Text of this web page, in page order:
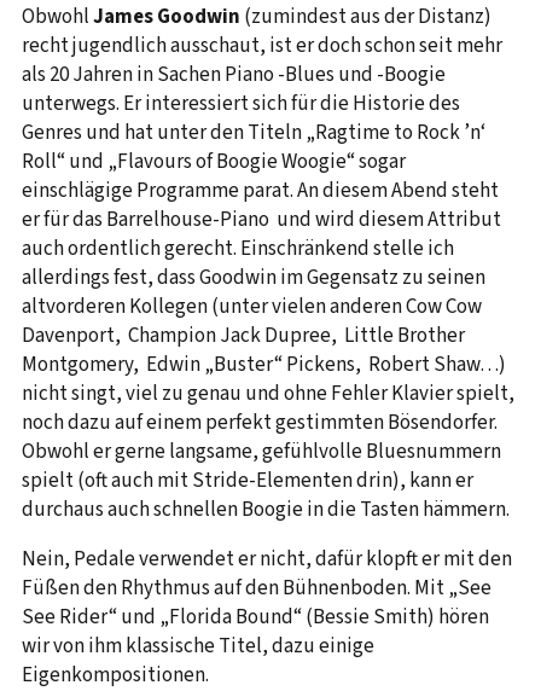
ObwohlJames Goodwin (zumindest aus der Distanz)
recht jugendlich ausschaut, ist er doch schon seit mehr
als 20 Jahren in Sachen Piano -Blues und -Boogie
unterwegs. Er interessiert sich für die Historie des
Genres und hat unter den Titeln „Ragtime to Rock ’n‘
Roll“ und „Flavours of Boogie Woogie“ sogar
einschlägige Programme parat. An diesem Abend steht
er für das Barrelhouse-Piano und wird diesem Attribut
auch ordentlich gerecht. Einschränkend stelle ich
allerdings fest, dass Goodwin im Gegensatz zu seinen
altvorderen Kollegen (unter vielen anderen Cow Cow
Davenport, Champion Jack Dupree, Little Brother
Montgomery, Edwin „Buster“ Pickens, Robert Shaw…)
nicht singt, viel zu genau und ohne Fehler Klavier spielt,
noch dazu auf einem perfekt gestimmten Bösendorfer.
Obwohl er gerne langsame, gefühlvolle Bluesnummern
spielt (oft auch mit Stride-Elementen drin), kann er
durchaus auch schnellen Boogie in die Tasten hämmern.
Nein, Pedale verwendet er nicht, dafür klopft er mit den
Füßen den Rhythmus auf den Bühnenboden. Mit „See
See Rider“ und „Florida Bound“ (Bessie Smith) hören
wir von ihm klassische Titel, dazu einige
Eigenkompositionen.